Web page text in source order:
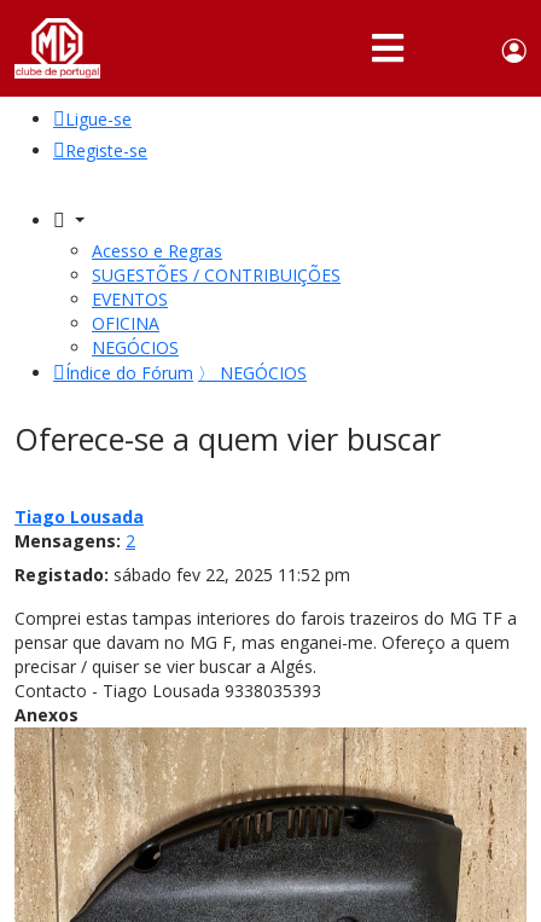
Portuguese,
English
QUEM
SOMOS
ATIVIDADES
NOTÍCIAS
FÓRUM
MG
Ligue-se
Registe-se
Acesso e Regras
SUGESTÕES / CONTRIBUIÇÕES
EVENTOS
OFICINA
NEGÓCIOS
Índice do Fórum 〉 NEGÓCIOS
Oferece-se a quem vier buscar
Tiago Lousada
Mensagens: 2
Registado: sábado fev 22, 2025 11:52 pm
Comprei estas tampas interiores do farois trazeiros do MG TF a
pensar que davam no MG F, mas enganei-me. Ofereço a quem
precisar / quiser se vier buscar a Algés.
Contacto - Tiago Lousada 9338035393
Anexos